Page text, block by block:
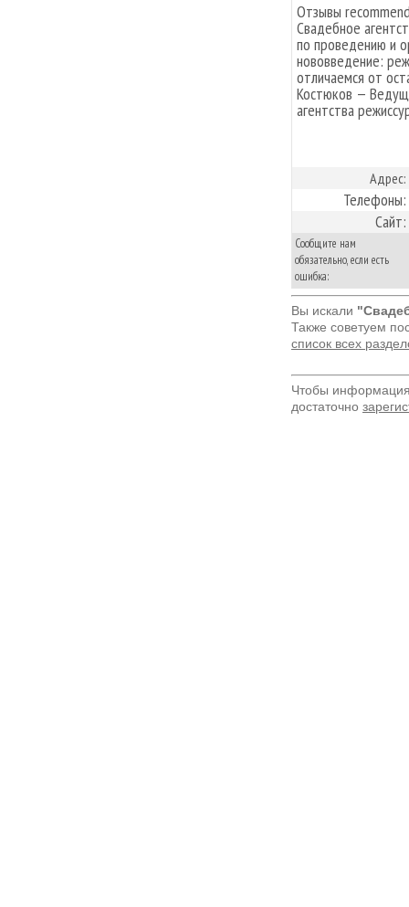
Отзывы
Свадебное
по проведению и
нововведение:
отличаемся от
Костюков —
агентства
Адрес:
Телефоны:
Сайт:
Сообщите нам
обязательно, если есть
ошибка:
Вы искали
Также советуем
список всех
Чтобы
достаточно